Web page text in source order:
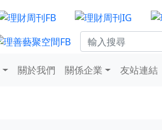
關於我們 關係企業 友站連結